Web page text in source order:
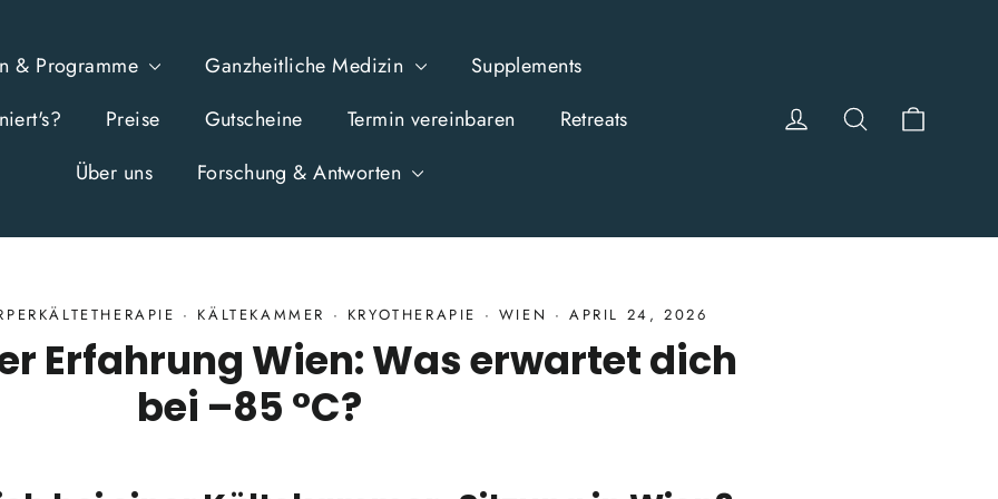
& Programme Ganzheitliche Medizin
Supplements
Preise Gutscheine Termin vereinbaren
Retreats
Über uns
Forschung & Antworten
EinloggenSuche
· KÄLTEKAMMER · KRYOTHERAPIE · WIEN ·APRIL 24, 2026
Erfahrung Wien: Was erwartet dich
bei –85 °C?